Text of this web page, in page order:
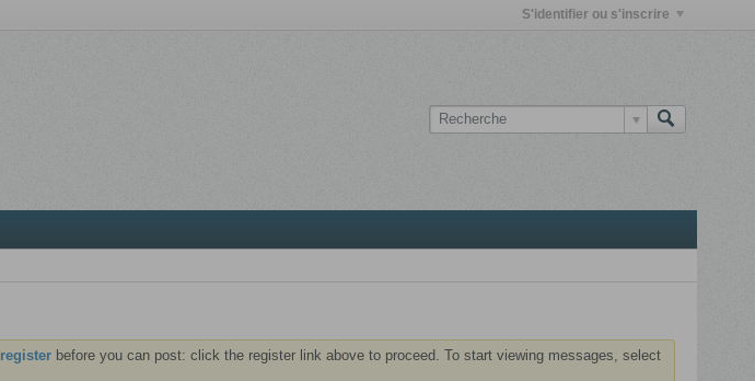
S'identifier ou s'inscrire
registerbefore you can post: click the register link above to proceed. To start viewing messages, select